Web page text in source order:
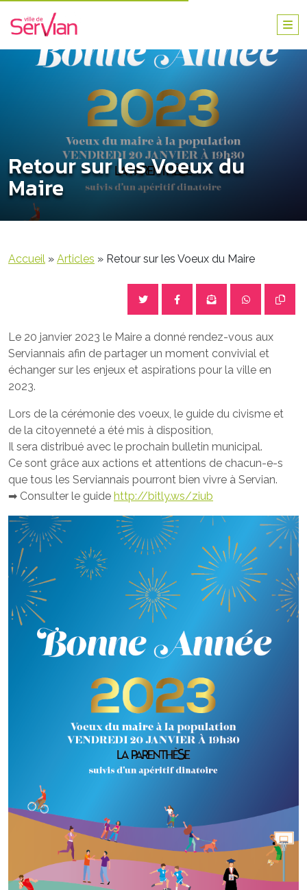
Retour sur les Voeux du
Maire
Accueil » Articles » Retour sur les Voeux du Maire
Le 20 janvier 2023 le Maire a donné rendez-vous aux
Serviannais afin de partager un moment convivial et
échanger sur les enjeux et aspirations pour la ville en
2023.
Lors de la cérémonie des voeux, le guide du civisme et
de la citoyenneté a été mis à disposition,
Il sera distribué avec le prochain bulletin municipal.
Ce sont grâce aux actions et attentions de chacun-e-s
que tous les Serviannais pourront bien vivre à Servian.
➡ Consulter le guide http://bitly.ws/ziub